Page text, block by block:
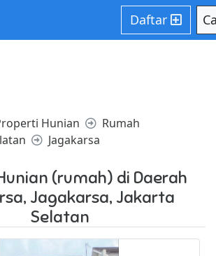
array offset on value of type null in
public_html/daftarngiklan.com/core/
Daftar
Hunian
Rumah
Jagakarsa
(rumah) di Daerah
Jagakarsa, Jakarta
Selatan